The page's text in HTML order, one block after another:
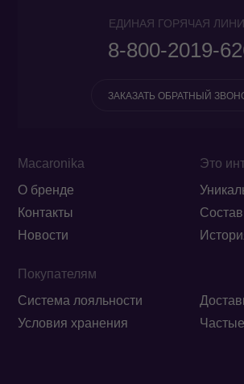
Macaronika
О бренде
Контакты
Новости
Покупателям
Система лояльности
Условия хранения
Это
ЕДИНАЯ ГОРЯЧАЯ
8-800-2019-
ЗАКАЗАТЬ ОБРАТНЫЙ